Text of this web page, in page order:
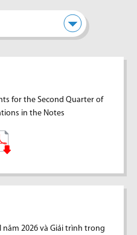
for the Second Quarter of
in the Notes
năm 2026 và Giải trình trong